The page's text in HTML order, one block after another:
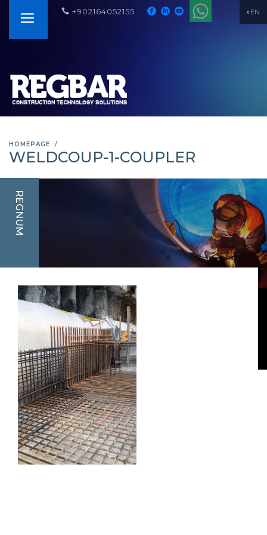
EN
+902164052155
HOMEPAGE
WELDCOUP-1-COUPLER
REGNUM